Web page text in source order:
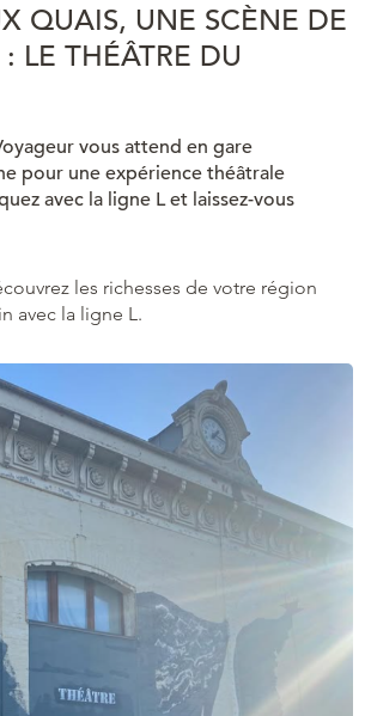
QUAIS, UNE SCÈNE DE
: LE THÉÂTRE DU
vous attend en gare
pour une expérience théâtrale
avec la ligne L et laissez-vous
les richesses de votre région
avec la ligne L.